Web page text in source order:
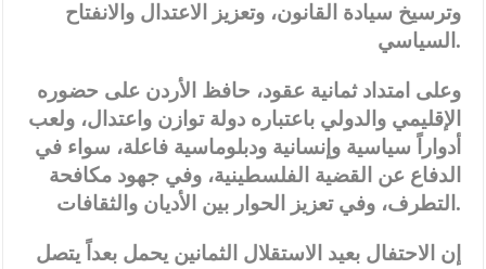
وترسيخ سيادة القانون، وتعزيز الاعتدال والانفتاح
السياسي .
وعلى امتداد ثمانية عقود، حافظ الأردن على حضوره
الإقليمي والدولي باعتباره دولة توازن واعتدال، ولعب
أدواراً سياسية وإنسانية ودبلوماسية فاعلة، سواء في
الدفاع عن القضية الفلسطينية، وفي جهود مكافحة
التطرف، وفي تعزيز الحوار بين الأديان والثقافات .
إن الاحتفال بعيد الاستقلال الثمانين يحمل بعداً يتصل